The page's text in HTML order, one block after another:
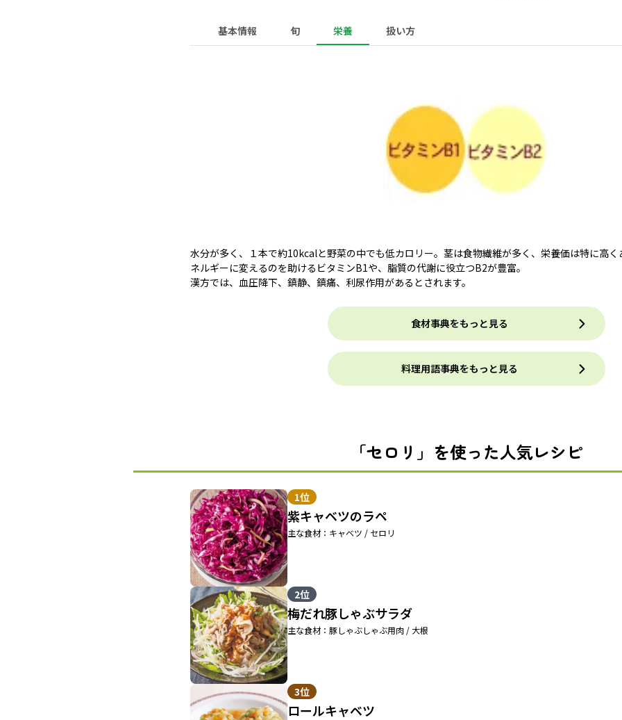
基本情報 旬 栄養 扱い方
水分が多く、１本で約10kcalと野菜の中でも低カロリー。茎は食物繊維が多く、栄養価は特に高
ネルギーに変えるのを助けるビタミンB1や、脂質の代謝に役立つB2が豊富。
漢方では、血圧降下、鎮静、鎮痛、利尿作用があるとされます。
食材事典をもっと見る
料理用語事典をもっと見る
「セロリ」を使った人気レシピ
1位
紫キャベツのラペ
主な食材：キャベツ / セロリ
2位
梅だれ豚しゃぶサラダ
主な食材：豚しゃぶしゃぶ用肉 / 大根
3位
ロールキャベツ